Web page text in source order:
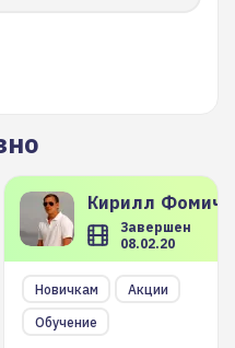
Кирилл
Завершен
08.02.20
Новичкам
Акции
Обучение